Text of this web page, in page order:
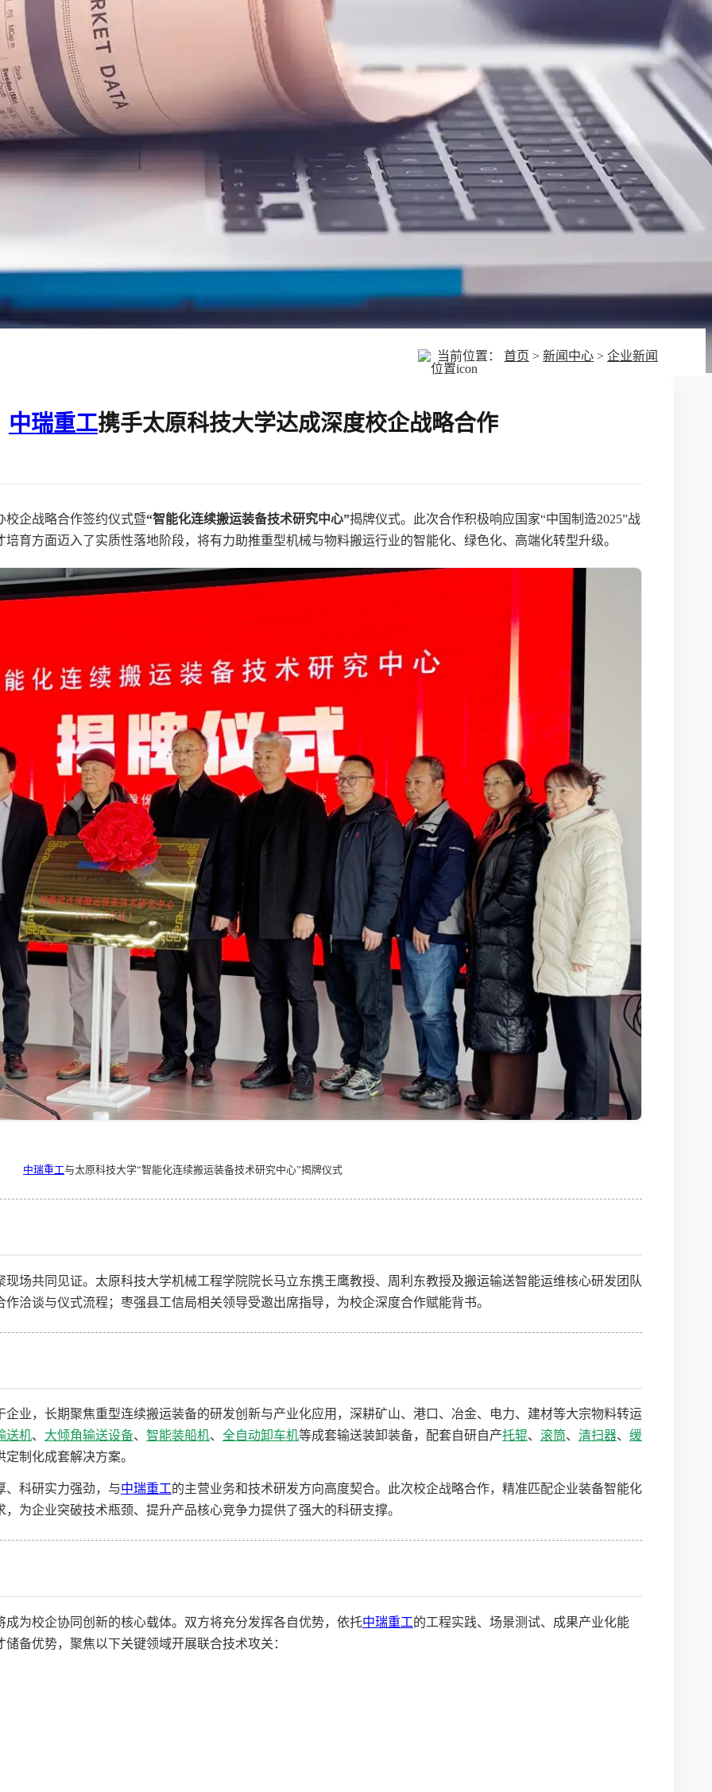
当前位置： 首页 > 新闻中心 > 企业新闻
中瑞重工携手太原科技大学达成深度校企战略合作
校企战略合作签约仪式暨“智能化连续搬运装备技术研究中心”揭牌仪式。此次合作积极响应国家“中国制造2025”战
育方面迈入了实质性落地阶段，将有力助推重型机械与物料搬运行业的智能化、绿色化、高端化转型升级。
中瑞重工与太原科技大学“智能化连续搬运装备技术研究中心”揭牌仪式
场共同见证。太原科技大学机械工程学院院长马立东携王鹰教授、周利东教授及搬运输送智能运维核心研发团队
洽谈与仪式流程；枣强县工信局相关领导受邀出席指导，为校企深度合作赋能背书。
业，长期聚焦重型连续搬运装备的研发创新与产业化应用，深耕矿山、港口、冶金、电力、建材等大宗物料转运
送机、 大倾角输送设备、 智能装船机、 全自动卸车机等成套输送装卸装备，配套自研自产托辊、 滚筒、 清扫器、 缓
制化成套解决方案。
、科研实力强劲，与中瑞重工的主营业务和技术研发方向高度契合。此次校企战略合作，精准匹配企业装备智能化
为企业突破技术瓶颈、提升产品核心竞争力提供了强大的科研支撑。
成为校企协同创新的核心载体。双方将充分发挥各自优势，依托中瑞重工的工程实践、场景测试、成果产业化能
备优势，聚焦以下关键领域开展联合技术攻关：